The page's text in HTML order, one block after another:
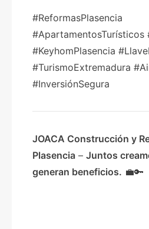
#ReformasPlasencia
#ApartamentosTurísticos
#KeyhomPlasencia
#TurismoExtremadura
#InversiónSegura
JOACA Construcción y
Plasencia – Juntos
generan beneficios. 💼🔑